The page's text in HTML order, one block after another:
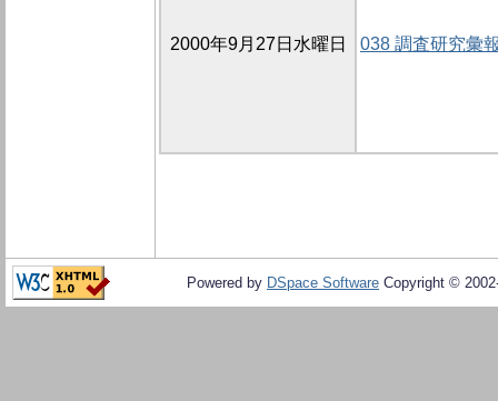
2000年9月27日水曜日 038 調査研究彙
Powered by DSpace Software Copyright ©